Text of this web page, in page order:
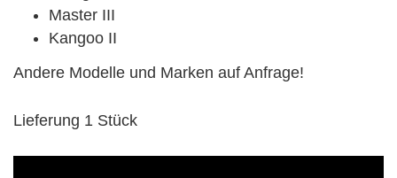
Master III
Kangoo II
Andere Modelle und Marken auf Anfrage!
Lieferung 1 Stück